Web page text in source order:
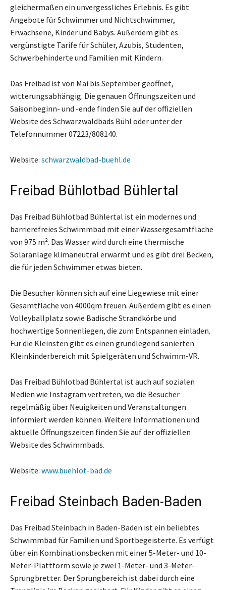
gleichermaßen ein unvergessliches Erlebnis. Es gibt
Angebote für Schwimmer und Nichtschwimmer,
Erwachsene, Kinder und Babys. Außerdem gibt es
vergünstigte Tarife für Schüler, Azubis, Studenten,
Schwerbehinderte und Familien mit Kindern.
Das Freibad ist von Mai bis September geöffnet,
witterungsabhängig. Die genauen Öffnungszeiten und
Saisonbeginn- und -ende finden Sie auf der offiziellen
Website des Schwarzwaldbads Bühl oder unter der
Telefonnummer 07223/808140.
Website: schwarzwaldbad-buehl.de
Freibad Bühlotbad Bühlertal
Das Freibad Bühlotbad Bühlertal ist ein modernes und
barrierefreies Schwimmbad mit einer Wassergesamtfläche
von 975 m². Das Wasser wird durch eine thermische
Solaranlage klimaneutral erwärmt und es gibt drei Becken,
die für jeden Schwimmer etwas bieten.
Die Besucher können sich auf eine Liegewiese mit einer
Gesamtfläche von 4000qm freuen. Außerdem gibt es einen
Volleyballplatz sowie Badische Strandkörbe und
hochwertige Sonnenliegen, die zum Entspannen einladen.
Für die Kleinsten gibt es einen grundlegend sanierten
Kleinkinderbereich mit Spielgeräten und Schwimm-VR.
Das Freibad Bühlotbad Bühlertal ist auch auf sozialen
Medien wie Instagram vertreten, wo die Besucher
regelmäßig über Neuigkeiten und Veranstaltungen
informiert werden können. Weitere Informationen und
aktuelle Öffnungszeiten finden Sie auf der offiziellen
Website des Schwimmbads.
Website: www.buehlot-bad.de
Freibad Steinbach Baden-Baden
Das Freibad Steinbach in Baden-Baden ist ein beliebtes
Schwimmbad für Familien und Sportbegeisterte. Es verfügt
über ein Kombinationsbecken mit einer 5-Meter- und 10-
Meter-Plattform sowie je zwei 1-Meter- und 3-Meter-
Sprungbretter. Der Sprungbereich ist dabei durch eine